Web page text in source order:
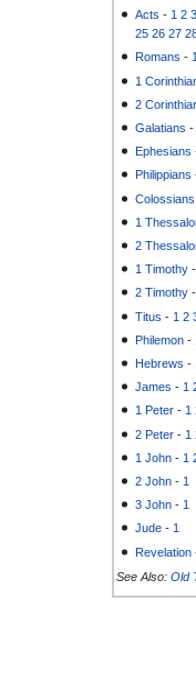
Acts - 1 2
25 26 27
Romans -
1
2
Galatians
Ephesians
Philippians
Colossians
1
2
1 Timothy
2 Timothy
Titus - 1 2
Philemon -
Hebrews -
James - 1
1 Peter -1
2 Peter - 1
1 John - 1
2 John - 1
3 John - 1
Jude -1
Revelation
See Also: Old